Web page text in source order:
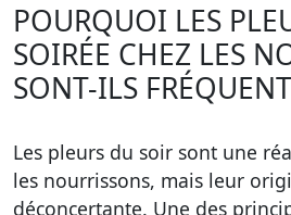
POURQUOI LES
SOIRÉE CHEZ LES
SONT-ILS
Les pleurs du soir sont une
les nourrissons, mais leur
déconcertante. Une des